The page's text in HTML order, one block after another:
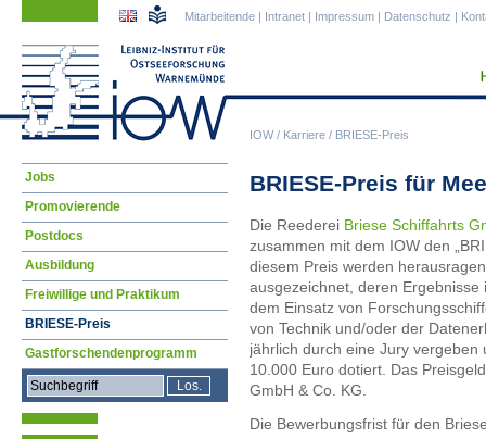
IOW/ Karriere / BRIESE-Preis
Mitarbeitende | Intranet | Impressum | Datenschutz |
BRIESE-Preis für
Die Reederei Briese Schiffahrts
zusammen mit dem IOW den
diesem Preis werden
ausgezeichnet, deren
dem Einsatz von
von Technik und/oder der
jährlich durch eine Jury
10.000 Euro dotiert. Das
GmbH & Co. KG.
Die Bewerbungsfrist für den
Navigation
Jobs
Promovierende
Postdocs
Ausbildung
Freiwillige und Praktikum
BRIESE-Preis
Gastforschendenprogramm